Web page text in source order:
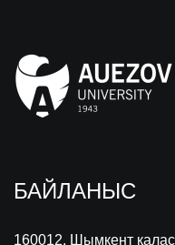
БАЙЛАНЫС
160012, Шымкент